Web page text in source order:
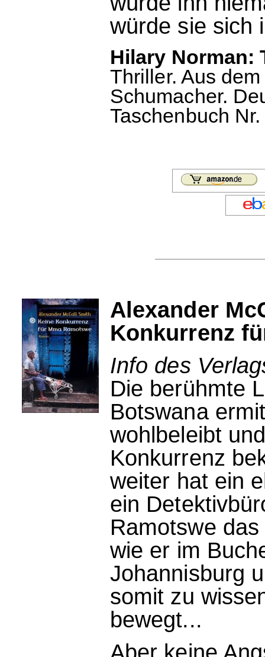
würde sie sich
Hilary Norman:
Thriller. Aus
Schumacher.
Taschenbuch
Alexander
Konkurrenz
Info des
Die berühmte
Botswana
wohlbeleibt
Konkurrenz
weiter hat ein
ein
Ramotswe
wie er im
Johannisburg
somit zu
bewegt...
Aber keine